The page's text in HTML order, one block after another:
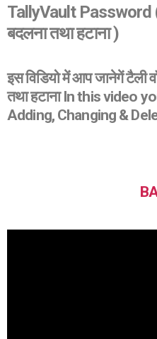
TallyVault Password
बदलना तथा हटाना )
इस विडियो में आप जानेगें टैली
तथा हटाना In this video
Adding, Changing &